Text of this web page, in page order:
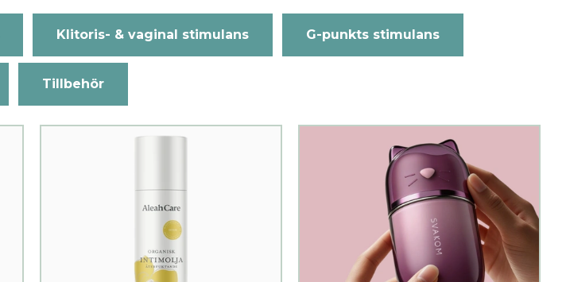
Klitoris- & vaginal stimulans G-punkts stimulans
Tillbehör